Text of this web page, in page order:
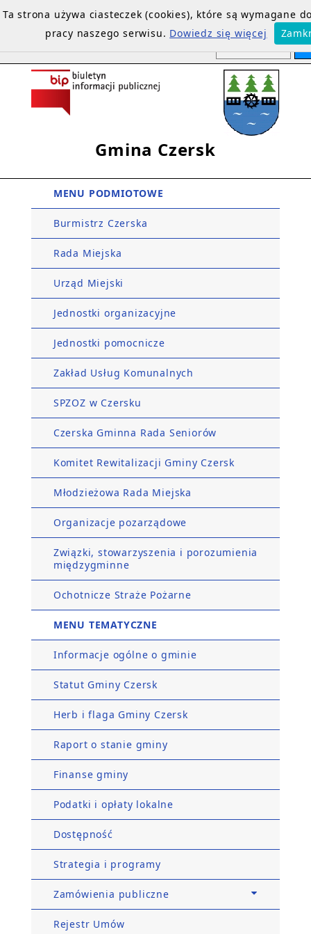
Gmina Czersk
MENU PODMIOTOWE
Burmistrz Czerska
Rada Miejska
Urząd Miejski
Jednostki organizacyjne
Jednostki pomocnicze
Zakład Usług Komunalnych
SPZOZ w Czersku
Czerska Gminna Rada Seniorów
Komitet Rewitalizacji Gminy Czersk
Młodzieżowa Rada Miejska
Organizacje pozarządowe
Związki, stowarzyszenia i porozumienia
międzygminne
Ochotnicze Straże Pożarne
MENU TEMATYCZNE
Informacje ogólne o gminie
Statut Gminy Czersk
Herb i flaga Gminy Czersk
Raport o stanie gminy
Finanse gminy
Podatki i opłaty lokalne
Dostępność
Strategia i programy
Zamówienia publiczne
Rejestr Umów
Ta strona używa ciasteczek (cookies), które są wymagane
pracy naszego serwisu. Dowiedz się więcej